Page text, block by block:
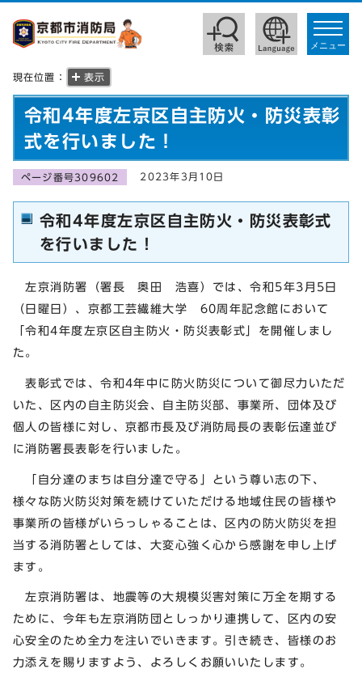
toggle
メニュー
現在位置： 表示
令和4年度左京区自主防火・防災表彰
式を行いました！
ページ番号309602 2023年3月10日
令和4年度左京区自主防火・防災表彰式
を行いました！
左京消防署（署長 奥田 浩喜）では、令和5年3月5日
（日曜日）、京都工芸繊維大学 60周年記念館において
「令和4年度左京区自主防火・防災表彰式」を開催しまし
た。
表彰式では、令和4年中に防火防災について御尽力いただ
いた、区内の自主防災会、自主防災部、事業所、団体及び
個人の皆様に対し、京都市長及び消防局長の表彰伝達並び
に消防署長表彰を行いました。
「自分達のまちは自分達で守る」という尊い志の下、
様々な防火防災対策を続けていただける地域住民の皆様や
事業所の皆様がいらっしゃることは、区内の防火防災を担
当する消防署としては、大変心強く心から感謝を申し上げ
ます。
左京消防署は、地震等の大規模災害対策に万全を期する
ために、今年も左京消防団としっかり連携して、区内の安
心安全のため全力を注いでいきます。引き続き、皆様のお
力添えを賜りますよう、よろしくお願いいたします。